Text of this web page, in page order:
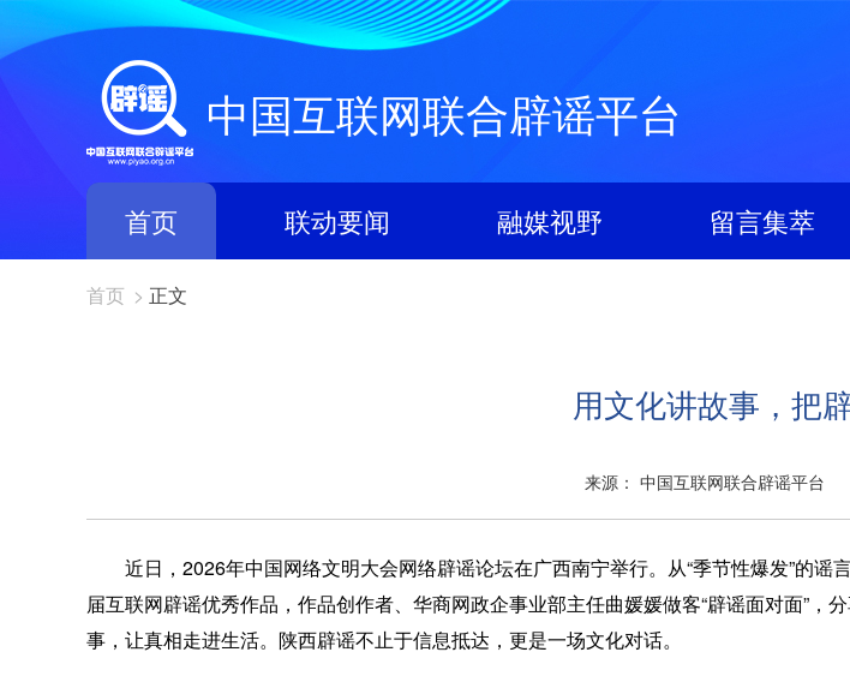
中国互联网联合辟谣平台
首页 联动要闻 融媒视野 留言集萃
首页 > 正文
用文化讲故事，把
来源： 中国互联网联合辟谣平台
近日，2026年中国网络文明大会网络辟谣论坛在广西南宁举行。从“季节性爆发”的谣
届互联网辟谣优秀作品，作品创作者、华商网政企事业部主任曲媛媛做客“辟谣面对面”
事，让真相走进生活。陕西辟谣不止于信息抵达，更是一场文化对话。